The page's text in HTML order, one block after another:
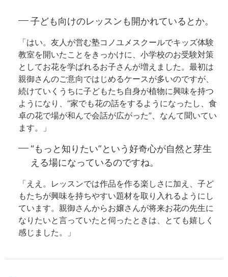
子ども向けのレッスンも開かれているとか。
「はい。友人が営む塾コノユメスクールでキッズ体験
教室を開いたことをきっかけに、小学校のお受験対策
としてお花を学ばれるお子さんが増えました。最初は
親御さんのご意向ではじめるケースが多いのですが、
続けていくうちに子どもたち自身が植物に興味を持つ
ようになり、“家でも花の話をするようになったし、食
卓の花で場が和んで会話が広がった”、なんて聞いてい
ます。」
“もっと知りたい”という好奇心が自然と芽生
える場になっているのですね。
「ええ。レッスンでは作品を作る楽しさに加え、子ど
もたちが興味を持ちやすい題材を取り入れるようにし
ています。親御さんからお嬢さんが将来お花の先生に
なりたいと言っていたと伺ったときは、とても嬉しく
感じました。」